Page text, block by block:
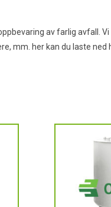
av farlig avfall.
mm. her kan du laste ned